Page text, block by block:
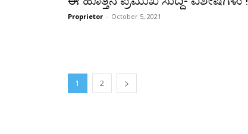
Proprietor - October 5, 2021
1 2